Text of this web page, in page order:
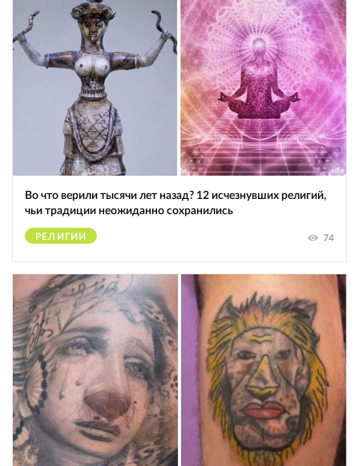
Во что верили тысячи лет назад? 12 исчезнувших религий,
чьи традиции неожиданно сохранились
РЕЛИГИИ 74